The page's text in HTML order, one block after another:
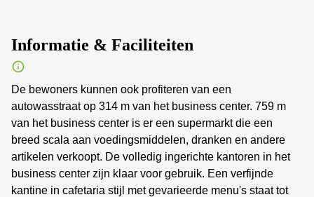
Informatie & Faciliteiten
De bewoners kunnen ook profiteren van een
autowasstraat op 314 m van het business center. 759 m
van het business center is er een supermarkt die een
breed scala aan voedingsmiddelen, dranken en andere
artikelen verkoopt. De volledig ingerichte kantoren in het
business center zijn klaar voor gebruik. Een verfijnde
kantine in cafetaria stijl met gevarieerde menu's staat tot